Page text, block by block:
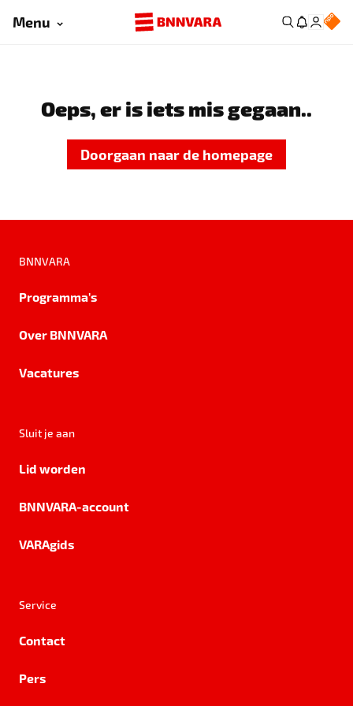
Menu
Oeps, er is iets mis gegaan..
Doorgaan naar de homepage
BNNVARA
Programma's
Over BNNVARA
Vacatures
Sluit je aan
Lid worden
BNNVARA-account
VARAgids
Service
Contact
Pers